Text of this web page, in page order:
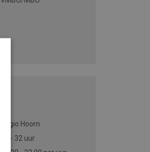
Regio Hoorn
16 - 32 uur